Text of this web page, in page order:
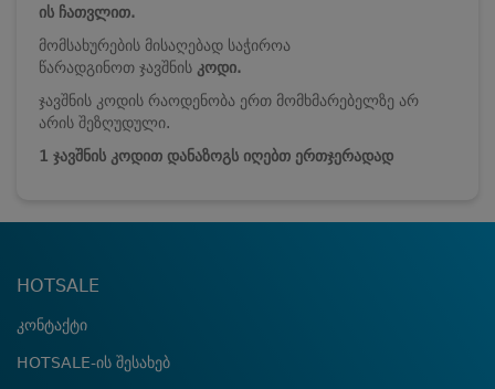
ის ჩათვლით.
მომსახურების მისაღებად საჭიროა
წარადგინოთ ჯავშნის კოდი.
ჯავშნის კოდის რაოდენობა ერთ მომხმარებელზე არ
არის შეზღუდული.
1 ჯავშნის კოდით დანაზოგს იღებთ ერთჯერადად
HOTSALE
კონტაქტი
HOTSALE-ის შესახებ